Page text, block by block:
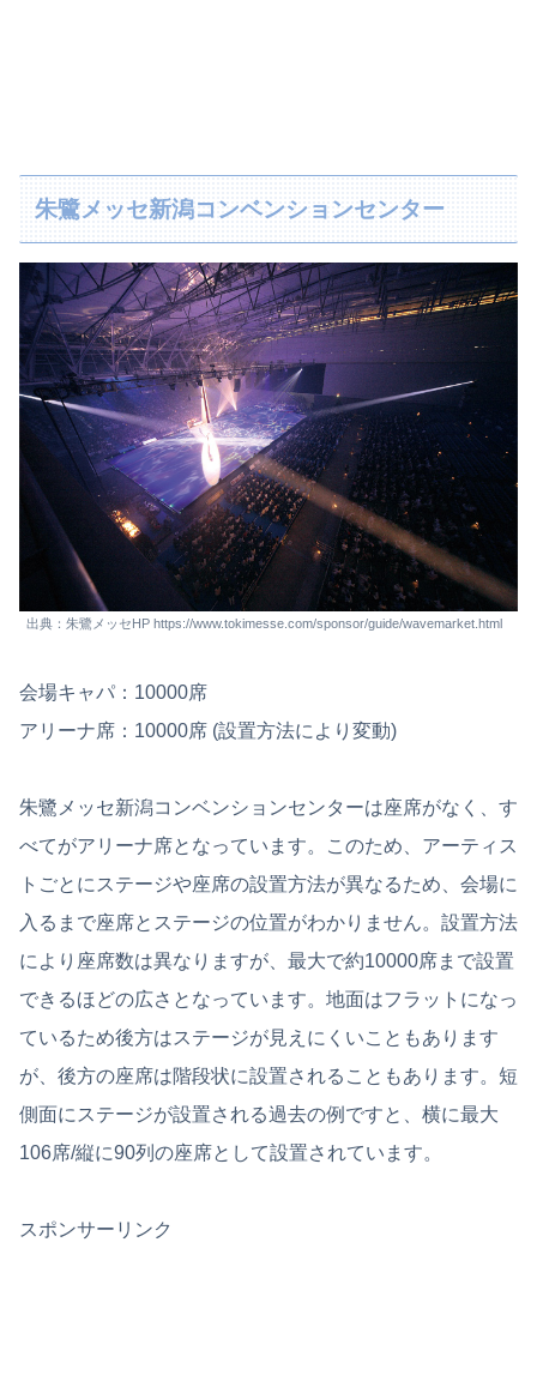
朱鷺メッセ新潟コンベンションセンター
出典：朱鷺メッセHP https://www.tokimesse.com/sponsor/guide/wavemarket.html
会場キャパ：10000席
アリーナ席：10000席 (設置方法により変動)
朱鷺メッセ新潟コンベンションセンターは座席がなく、す
べてがアリーナ席となっています。このため、アーティス
トごとにステージや座席の設置方法が異なるため、会場に
入るまで座席とステージの位置がわかりません。設置方法
により座席数は異なりますが、最大で約10000席まで設置
できるほどの広さとなっています。地面はフラットになっ
ているため後方はステージが見えにくいこともあります
が、後方の座席は階段状に設置されることもあります。短
側面にステージが設置される過去の例ですと、横に最大
106席/縦に90列の座席として設置されています。
スポンサーリンク